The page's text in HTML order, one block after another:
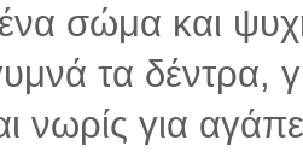
σώμα και
τα δέντρα,
νωρίς για